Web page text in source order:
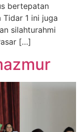
bertepatan
1 ini juga
silahturahmi
[…]